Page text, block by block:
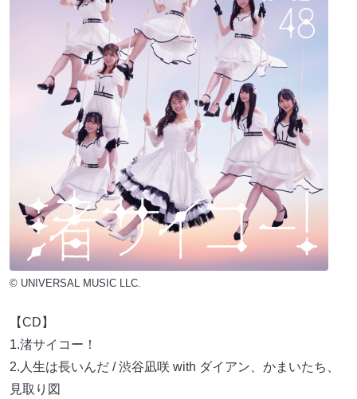
© UNIVERSAL MUSIC LLC.
【CD】
1.渚サイコー！
2.人生は長いんだ / 渋谷凪咲 with ダイアン、かまいたち、
見取り図